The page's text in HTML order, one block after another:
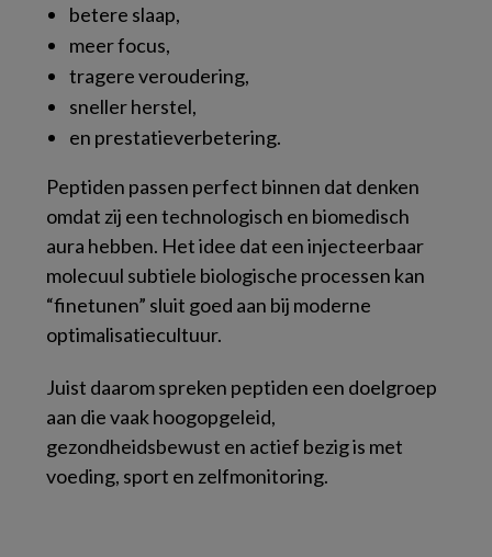
betere slaap,
meer focus,
tragere veroudering,
sneller herstel,
en prestatieverbetering.
Peptiden passen perfect binnen dat denken
omdat zij een technologisch en biomedisch
aura hebben. Het idee dat een injecteerbaar
molecuul subtiele biologische processen kan
“finetunen” sluit goed aan bij moderne
optimalisatiecultuur.
Juist daarom spreken peptiden een doelgroep
aan die vaak hoogopgeleid,
gezondheidsbewust en actief bezig is met
voeding, sport en zelfmonitoring.